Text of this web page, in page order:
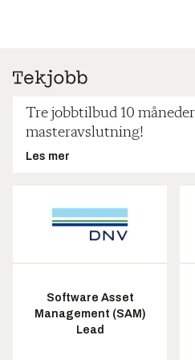
Tre jobbtilbud 10
masteravslutning!
Les mer
Software Asset
Management (SAM)
Lead